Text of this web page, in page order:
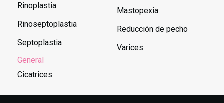
Rinoplastia
Rinoseptoplastia
Septoplastia
General
Cicatrices
Mastopexia
Reducción de pecho
Varices